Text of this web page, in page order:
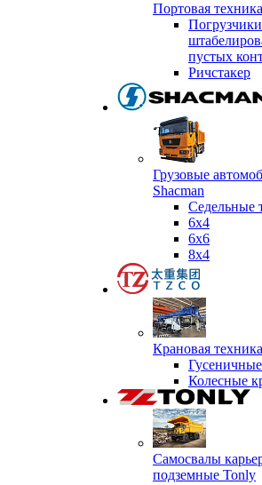
Портовая
пустых
Ричстакер
Грузовые
Shacman
Седельные
6х4
6x6
8x4
Крановая
Колесные
Самосвалы
подземные Tonly